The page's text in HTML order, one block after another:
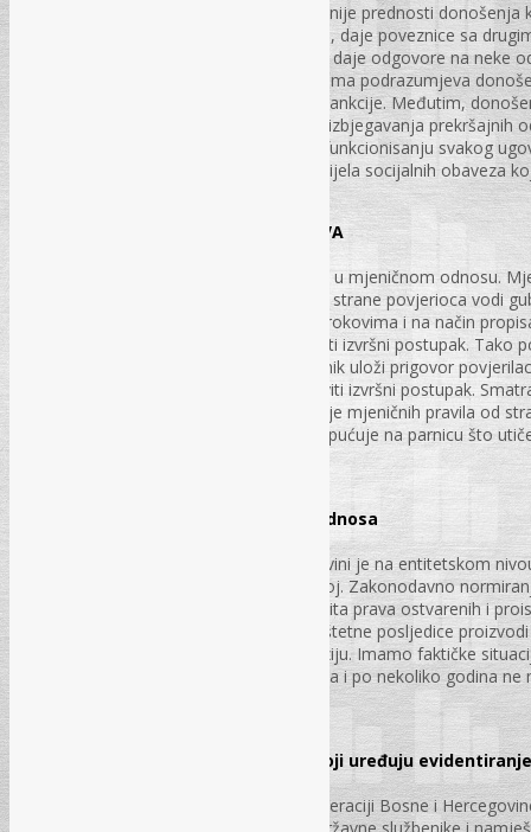
U prvom dijelu rada razmatraju se najvažnije prednosti
rada definiše pojam rezervisanih ugovora, daje poveznice sa
kategorija rezervisanih ugovora u vezi, te daje odgovore na neke
ovim institutom. Zakon o javnim nabavkama podrazumjeva
su neispunjavanje propisane prekršajne sankcije. Međutim,
nužno ispunjenje zakonske obaveze radi izbjegavanja prekršajnih
alat pri donošenju odluka u poslovanju i funkcionisanju svakog
nabavke se može predvidjeti ispunjenje dijela socijalnih obaveza
MJENICA KAO VJERODOSTOJNA ISPRAVA
Mjenično pravo uređuje pravila i obaveze u mjeničnom odnosu.
ispravu i propuštanje određenih radnji od strane povjerioca vodi
prejudicirana. Ako se radnje preduzmu u rokovima i na način
isprava i na osnovu nje se može pokrenuti izvršni postupak. Tako
svog potraživanja. Međutim, ukoliko dužnik uloži prigovor
presudu i tek nakon toga može se nastaviti izvršni postupak.
od strane dužnika i nedovoljno poznavanje mjeničnih pravila od
broj predmeta bez opravdanog razloga upućuje na parnicu što
Zaštita prava proisteklih iz radnog odnosa
Radno zakonodavtsvo u Bosni i Hercegovini je na entitetskom
svoj zakon o radu, a Republika Srpska svoj. Zakonodavno
Jedna od tih sličnosti je neadekvatna zaštita prava ostvarenih i
zaštita prava iz radnog odnosa naročito štetne posljedice
zaposleni treba da ostvare pravo na penziju. Imamo faktičke
neizvršenih obaveza od strane poslodavca i po nekoliko godina
Radno vrijeme i provedbeni propisi koji uređuju
Članak analizira dva ključna zakona u Federaciji Bosne i